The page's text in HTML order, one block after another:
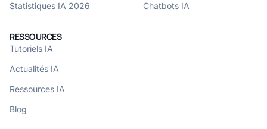
Statistiques IA 2026
Chatbots IA
RESSOURCES
Tutoriels IA
Actualités IA
Ressources IA
Blog